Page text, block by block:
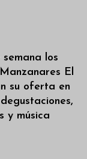
los
El
su oferta en
y música